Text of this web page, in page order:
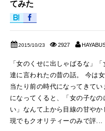
てみた
2015/10/23 2927
「女のくせに出しゃばるな」
達に言われたの昔の話。 今は
当たり前の時代になってきて
になってくると、「女の子な
い」なんて上から目線の甘や
現でもクオリティーのみで評...